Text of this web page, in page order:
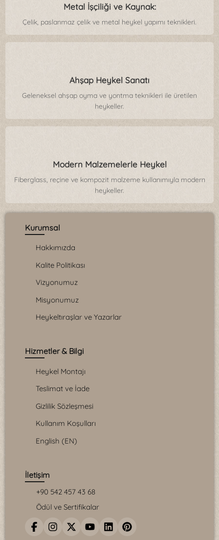
Metal İşçiliği ve Kaynak:
Çelik, paslanmaz çelik ve metal heykel yapımı teknikleri.
Ahşap Heykel Sanatı
Geleneksel ahşap oyma ve yontma teknikleri ile üretilen
heykeller.
Modern Malzemelerle Heykel
Fiberglass, reçine ve kompozit malzeme kullanımıyla modern
heykeller.
Kurumsal
Hakkımızda
Kalite Politikası
Vizyonumuz
Misyonumuz
Heykeltıraşlar ve Yazarlar
Hizmetler & Bilgi
Heykel Montajı
Teslimat ve İade
Gizlilik Sözleşmesi
Kullanım Koşulları
English (EN)
İletişim
+90 542 457 43 68
Ödül ve Sertifikalar